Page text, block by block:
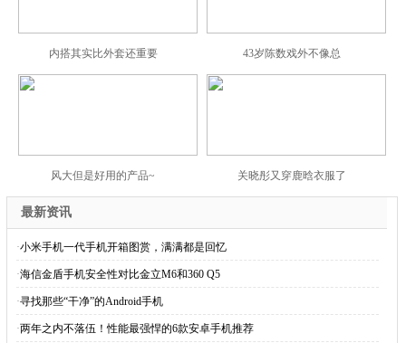
内搭其实比外套还重要 43岁陈数戏外不像总
风大但是好用的产品~ 关晓彤又穿鹿晗衣服了
最新资讯
·小米手机一代手机开箱图赏，满满都是回忆
·海信金盾手机安全性对比金立M6和360 Q5
·寻找那些“干净”的Android手机
·两年之内不落伍！性能最强悍的6款安卓手机推荐